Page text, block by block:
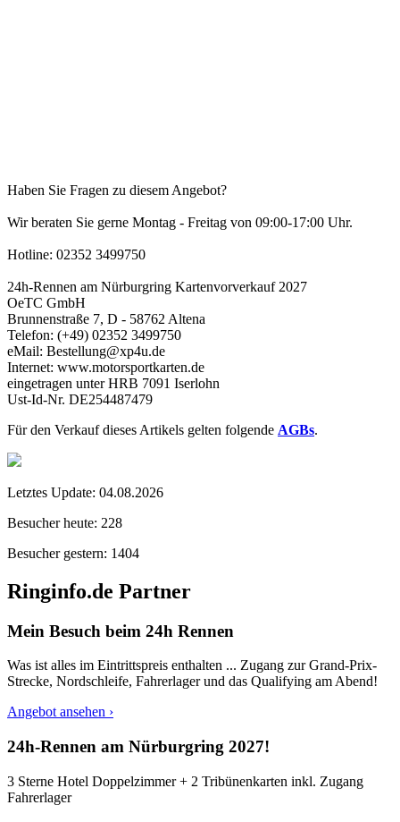
Haben Sie Fragen zu diesem Angebot?
Wir beraten Sie gerne Montag - Freitag von 09:00-17:00 Uhr.
Hotline: 02352 3499750
24h-Rennen am Nürburgring Kartenvorverkauf 2027
OeTC GmbH
Brunnenstraße 7, D - 58762 Altena
Telefon: (+49) 02352 3499750
eMail: Bestellung@xp4u.de
Internet: www.motorsportkarten.de
eingetragen unter HRB 7091 Iserlohn
Ust-Id-Nr. DE254487479
Für den Verkauf dieses Artikels gelten folgende AGBs.
Letztes Update: 04.08.2026
Besucher heute: 228
Besucher gestern: 1404
Ringinfo.de Partner
Mein Besuch beim 24h Rennen
Was ist alles im Eintrittspreis enthalten ... Zugang zur Grand-Prix-
Strecke, Nordschleife, Fahrerlager und das Qualifying am Abend!
Angebot ansehen ›
24h-Rennen am Nürburgring 2027!
3 Sterne Hotel Doppelzimmer + 2 Tribünenkarten inkl. Zugang
Fahrerlager